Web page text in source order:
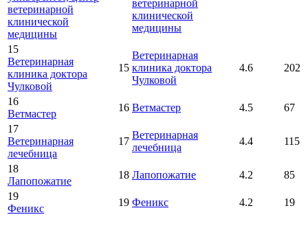
ветеринарной
клинической
медицины
ветеринарной
клинической
медицины
15
Ветеринарная
клиника доктора
Чулковой
15
Ветеринарная
клиника доктора
Чулковой
4.6 202
16
Ветмастер
16 Ветмастер 4.5
67
17
Ветеринарная
лечебница
17
Ветеринарная
лечебница
4.4 115
18
Лапопожатие
18 Лапопожатие 4.2
85
19
Феникс
19 Феникс 4.2 19